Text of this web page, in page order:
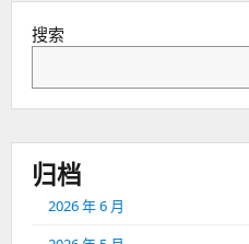
搜索
归档
2026 年 6 月